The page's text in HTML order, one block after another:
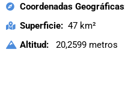
Coordenadas
Superficie:47 km²
Altitud:20,2599 metros